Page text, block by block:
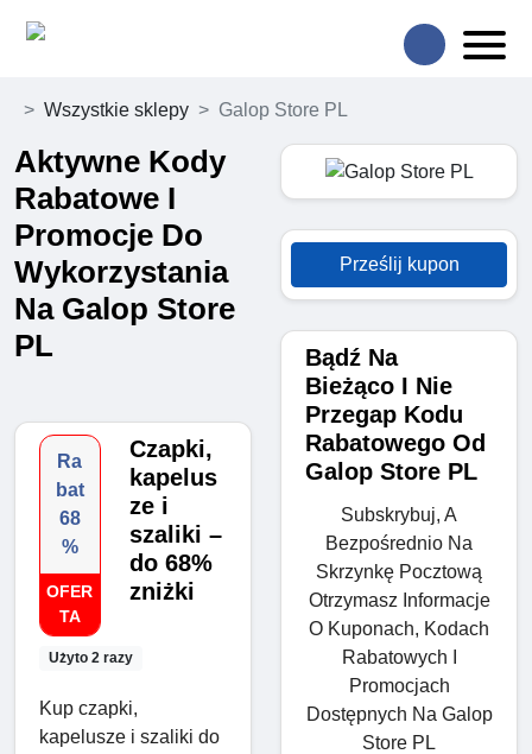
Wszystkie sklepy Galop Store PL
Aktywne Kody
Rabatowe I
Promocje Do
Wykorzystania
Na Galop Store
PL
Ra
bat
68
%
OFER
TA
Użyto 2 razy
Czapki,
kapelus
ze i
szaliki –
do 68%
zniżki
Kup czapki,
kapelusze i szaliki do
Prześlij kupon
Bądź Na
Bieżąco I Nie
Przegap Kodu
Rabatowego Od
Galop Store PL
Subskrybuj, A
Bezpośrednio Na
Skrzynkę Pocztową
Otrzymasz Informacje
O Kuponach, Kodach
Rabatowych I
Promocjach
Dostępnych Na Galop
Store PL